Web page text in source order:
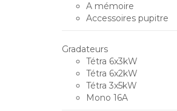
A mémoire
Accessoires pupitre
Gradateurs
Tétra 6x3kW
Tétra 6x2kW
Tétra 3x5kW
Mono 16A